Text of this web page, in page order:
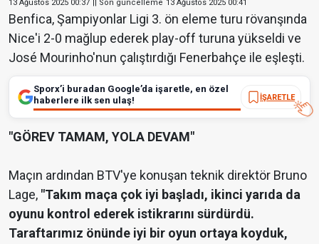
13 Ağustos 2025 00:37 || Son güncelleme 13 Ağustos 2025 00:41
Benfica, Şampiyonlar Ligi 3. ön eleme turu rövanşında
Nice'i 2-0 mağlup ederek play-off turuna yükseldi ve
José Mourinho'nun çalıştırdığı Fenerbahçe ile eşleşti.
Sporx’i buradan Google’da işaretle, en özel
haberlere ilk sen ulaş!
İŞARETLE
"GÖREV TAMAM, YOLA DEVAM"
Maçın ardından BTV'ye konuşan teknik direktör Bruno
Lage, "Takım maça çok iyi başladı, ikinci yarıda da
oyunu kontrol ederek istikrarını sürdürdü.
Taraftarımız önünde iyi bir oyun ortaya koyduk,